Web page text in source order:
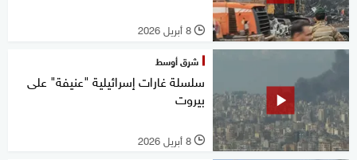
l 8 أبريل 2026
شرق أوسط
سلسلة غارات إسرائيلية "عنيفة" على
بيروت
l 8 أبريل 2026